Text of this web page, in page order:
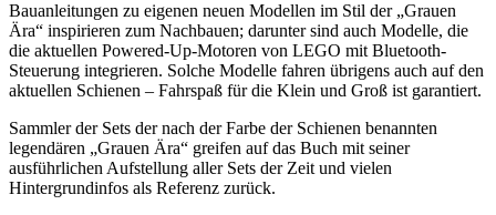
Bauanleitungen zu eigenen neuen Modellen im Stil der „Grauen
Ära“ inspirieren zum Nachbauen; darunter sind auch Modelle, die
die aktuellen Powered-Up-Motoren von LEGO mit Bluetooth-
Steuerung integrieren. Solche Modelle fahren übrigens auch auf den
aktuellen Schienen – Fahrspaß für die Klein und Groß ist garantiert.
Sammler der Sets der nach der Farbe der Schienen benannten
legendären „Grauen Ära“ greifen auf das Buch mit seiner
ausführlichen Aufstellung aller Sets der Zeit und vielen
Hintergrundinfos als Referenz zurück.